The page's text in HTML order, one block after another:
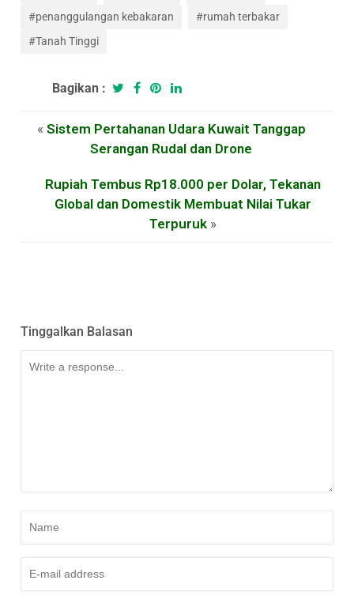
#penanggulangan kebakaran
#rumah terbakar
#Tanah Tinggi
Bagikan :
« Sistem Pertahanan Udara Kuwait Tanggap
Serangan Rudal dan Drone
Rupiah Tembus Rp18.000 per Dolar, Tekanan
Global dan Domestik Membuat Nilai Tukar
Terpuruk »
Tinggalkan Balasan